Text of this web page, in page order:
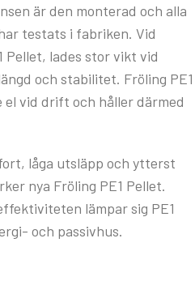
är den monterad och alla
testats i fabriken. Vid
Pellet, lades stor vikt vid
och stabilitet. Fröling PE1
vid drift och håller därmed
låga utsläpp och ytterst
nya Fröling PE1 Pellet.
lämpar sig PE1
och passivhus.